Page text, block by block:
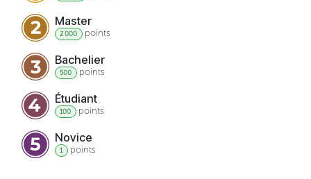
Master
2 000 points
Bachelier
500 points
Étudiant
100 points
Novice
1 points